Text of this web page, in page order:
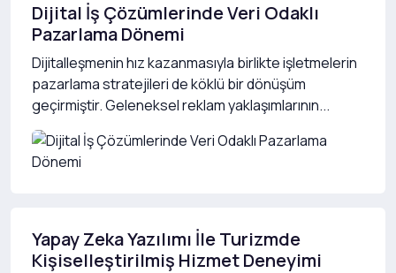
Dijital İş Çözümlerinde Veri Odaklı
Pazarlama Dönemi
Dijitalleşmenin hız kazanmasıyla birlikte işletmelerin
pazarlama stratejileri de köklü bir dönüşüm
geçirmiştir. Geleneksel reklam yaklaşımlarının...
Yapay Zeka Yazılımı İle Turizmde
Kişiselleştirilmiş Hizmet Deneyimi